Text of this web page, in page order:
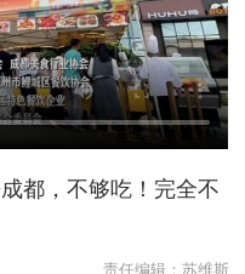
都，不够吃！完全不
责任编辑： 苏维斯